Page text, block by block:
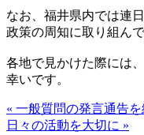
なお、福井県内では連
政策の周知に取り組んで
各地で見かけた際には
幸いです。
« 一般質問の発言通告を
日々の活動を大切に »